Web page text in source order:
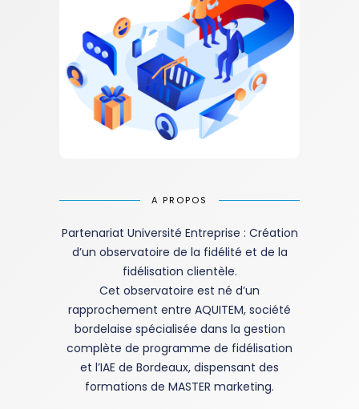
A PROPOS
Partenariat Université Entreprise : Création
d’un observatoire de la fidélité et de la
fidélisation clientèle.
Cet observatoire est né d’un
rapprochement entre AQUITEM, société
bordelaise spécialisée dans la gestion
complète de programme de fidélisation
et l’IAE de Bordeaux, dispensant des
formations de MASTER marketing.